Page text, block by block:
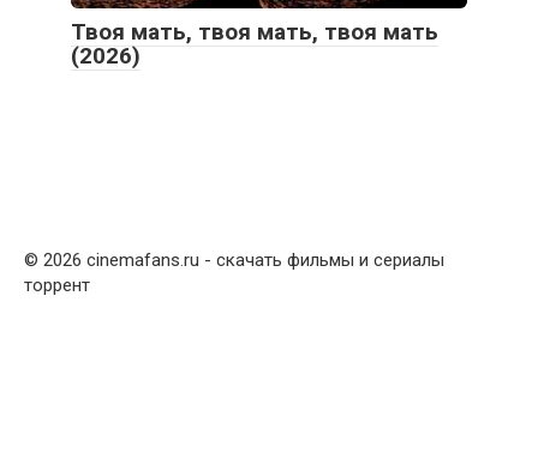
Твоя мать, твоя мать, твоя мать
(2026)
© 2026 cinemafans.ru - скачать фильмы и сериалы
торрент